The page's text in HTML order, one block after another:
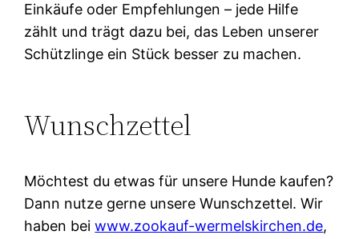
Einkäufe oder Empfehlungen – jede Hilfe
zählt und trägt dazu bei, das Leben unserer
Schützlinge ein Stück besser zu machen.
Wunschzettel
Möchtest du etwas für unsere Hunde kaufen?
Dann nutze gerne unsere Wunschzettel. Wir
haben beiwww.zookauf-wermelskirchen.de,